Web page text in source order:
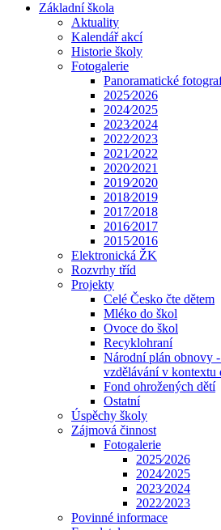
Základní škola
Aktuality
Kalendář akcí
Historie školy
Fotogalerie
Panoramatické
2025⁄2026
2024⁄2025
2023⁄2024
2022⁄2023
2021⁄2022
2020⁄2021
2019⁄2020
2018⁄2019
2017⁄2018
2016⁄2017
2015⁄2016
Elektronická ŽK
Rozvrhy tříd
Projekty
Celé Česko čte dětem
Mléko do škol
Ovoce do škol
Recyklohraní
Národní plán obnovy
vzdělávání v kontextu
Fond ohrožených dětí
Ostatní
Úspěchy školy
Zájmová činnost
Fotogalerie
2025⁄2026
2024⁄2025
2023⁄2024
2022⁄2023
Povinné informace